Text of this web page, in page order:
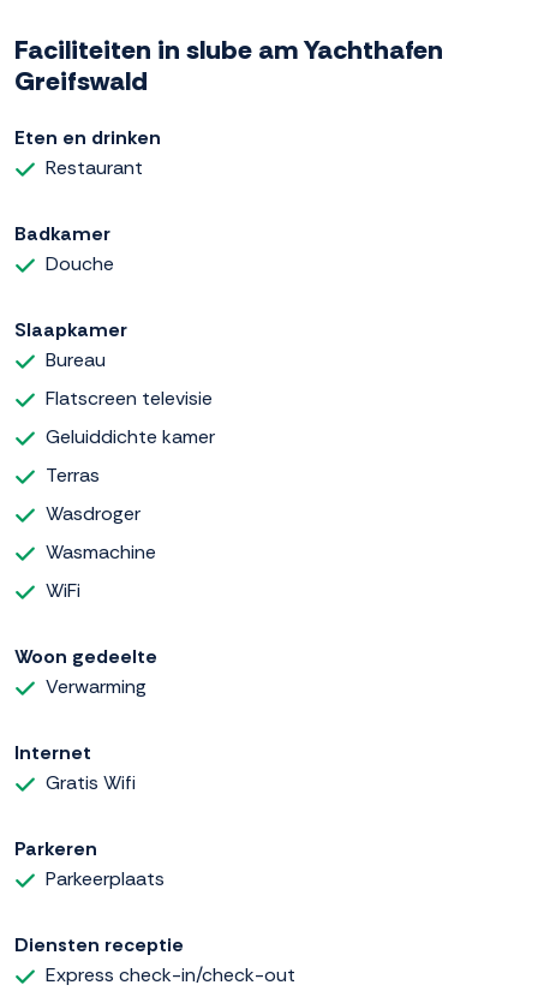
Faciliteiten in slube am Yachthafen
Greifswald
Eten en drinken
Restaurant
Badkamer
Douche
Slaapkamer
Bureau
Flatscreen televisie
Geluiddichte kamer
Terras
Wasdroger
Wasmachine
WiFi
Woon gedeelte
Verwarming
Internet
Gratis Wifi
Parkeren
Parkeerplaats
Diensten receptie
Express check-in/check-out